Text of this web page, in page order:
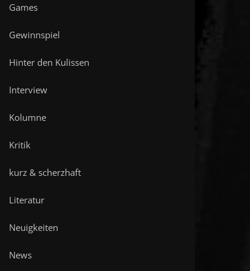
Games
Gewinnspiel
Hinter den Kulissen
Interview
Kolumne
Kritik
kurz & scherzhaft
Literatur
Neuigkeiten
News